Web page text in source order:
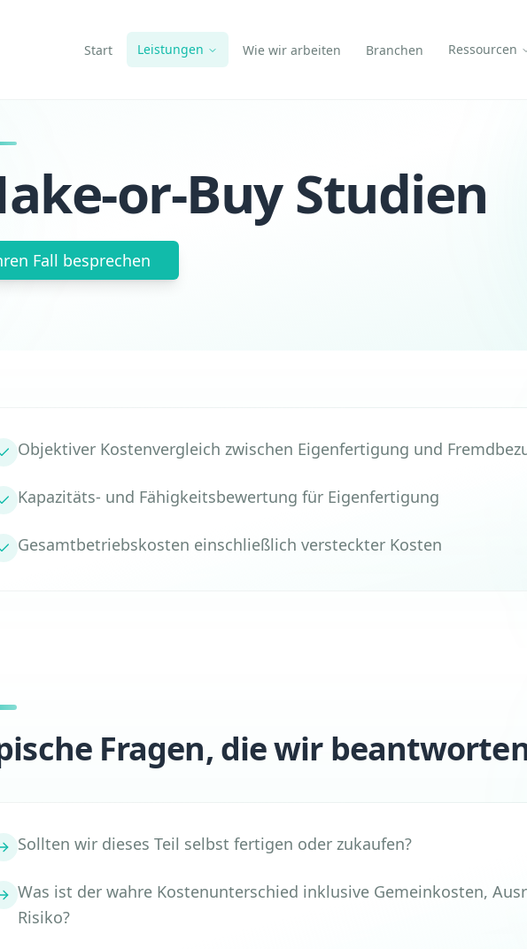
Start Leistungen Wie wir arbeiten Branchen Ressourcen
or-Buy Studien
Fall besprechen
Objektiver Kostenvergleich zwischen Eigenfertigung und
Kapazitäts- und Fähigkeitsbewertung für Eigenfertigung
Gesamtbetriebskosten einschließlich versteckter Kosten
Fragen, die wir
Sollten wir dieses Teil selbst fertigen oder zukaufen?
Was ist der wahre Kostenunterschied inklusive Gemeinkosten,
Risiko?